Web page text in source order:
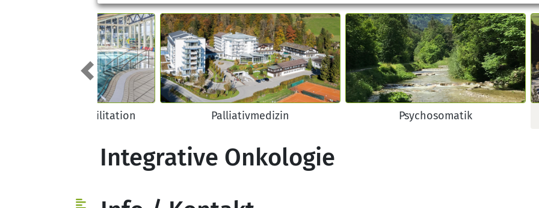
Rehabilitation Palliativmedizin Psychosomatik
zurück
Integrative Onkologie